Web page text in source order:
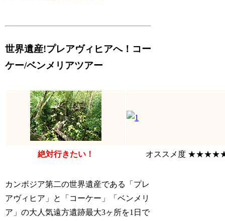
世界遺産!プレアヴィヒアへ！コー
ケー/ベンメリアツアー
絶対行きたい！ オススメ度
カンボジア第二の世界遺産である「プレ
アヴィヒア」と「コーケー」「ベンメリ
ア」の大人気遠方遺跡最大3ヶ所を1日で